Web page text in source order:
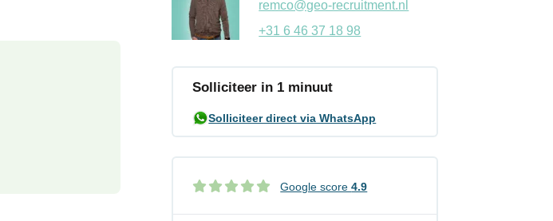
remco@geo-recruitment.nl
+31 6 46 37 18 98
Solliciteer in 1 minuut
Solliciteer direct via WhatsApp
Google score4.9